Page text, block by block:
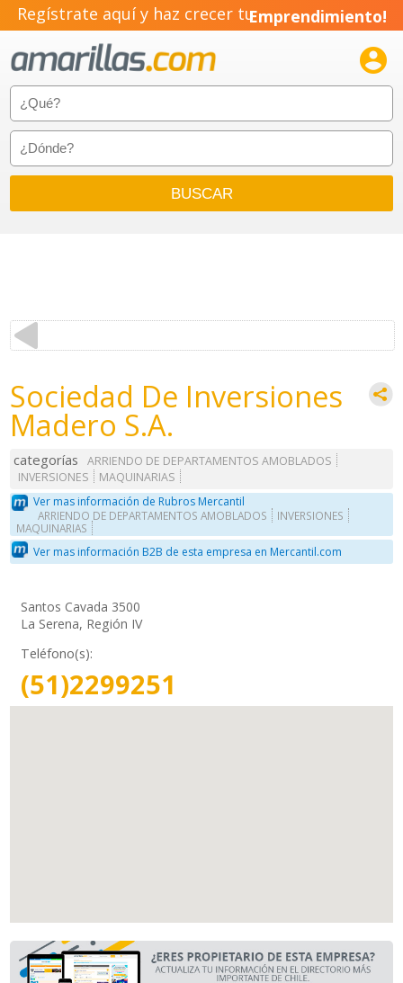
Regístrate aquí y haz crecer tuEmprendimiento!

Sociedad De Inversiones
Madero S.A.
categorías
ARRIENDO DE DEPARTAMENTOS AMOBLADOS
INVERSIONES
MAQUINARIAS
Ver mas información de Rubros Mercantil
ARRIENDO DE DEPARTAMENTOS AMOBLADOS
INVERSIONES
MAQUINARIAS
Ver mas información B2B de esta empresa en Mercantil.com
Santos Cavada 3500
La Serena, Región IV
Teléfono(s):
(51)2299251